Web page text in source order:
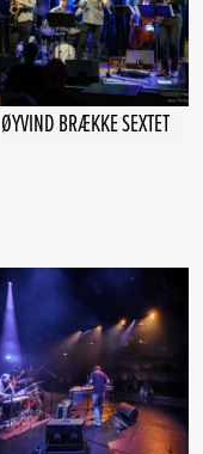
ØYVIND BRÆKKE SEXTET